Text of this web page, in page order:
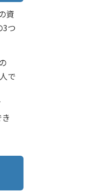
資
3つ
で